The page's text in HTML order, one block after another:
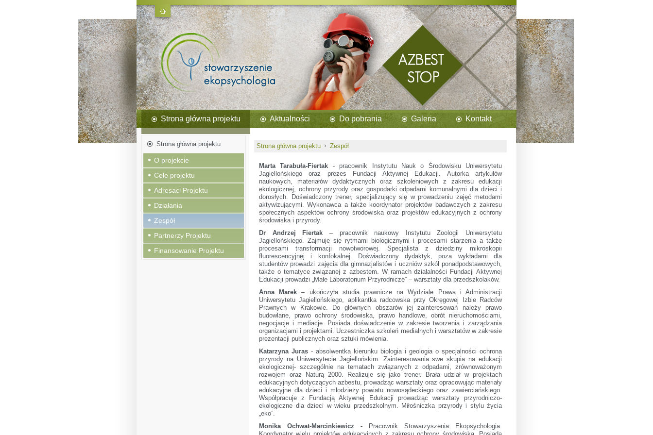
Strona główna projektu Aktualności Do pobrania Galeria Kontakt
Strona główna projektu
O projekcie
Cele projektu
Adresaci Projektu
Działania
Zespół
Partnerzy Projektu
Finansowanie Projektu
Strona główna projektu Zespół
Marta Tarabuła-Fiertak - pracownik Instytutu Nauk o Środowisku Uniwersytetu
Jagiellońskiego oraz prezes Fundacji Aktywnej Edukacji. Autorka artykułów
naukowych, materiałów dydaktycznych oraz szkoleniowych z zakresu edukacji
ekologicznej, ochrony przyrody oraz gospodarki odpadami komunalnymi dla dzieci i
dorosłych. Doświadczony trener, specjalizujący się w prowadzeniu zajęć metodami
aktywizującymi. Wykonawca a także koordynator projektów badawczych z zakresu
społecznych aspektów ochrony środowiska oraz projektów edukacyjnych z ochrony
środowiska i przyrody.
Dr Andrzej Fiertak – pracownik naukowy Instytutu Zoologii Uniwersytetu
Jagiellońskiego. Zajmuje się rytmami biologicznymi i procesami starzenia a także
procesami transformacji nowotworowej. Specjalista z dziedziny mikroskopii
fluorescencyjnej i konfokalnej. Doświadczony dydaktyk, poza wykładami dla
studentów prowadzi zajęcia dla gimnazjalistów i uczniów szkół ponadpodstawowych,
także o tematyce związanej z azbestem. W ramach działalności Fundacji Aktywnej
Edukacji prowadzi „Małe Laboratorium Przyrodnicze” – warsztaty dla przedszkolaków.
Anna Marek – ukończyła studia prawnicze na Wydziale Prawa i Administracji
Uniwersytetu Jagiellońskiego, aplikantka radcowska przy Okręgowej Izbie Radców
Prawnych w Krakowie. Do głównych obszarów jej zainteresowań należy prawo
budowlane, prawo ochrony środowiska, prawo handlowe, obrót nieruchomościami,
negocjacje i mediacje. Posiada doświadczenie w zakresie tworzenia i zarządzania
organizacjami i projektami. Uczestniczka szkoleń medialnych i warsztatów w zakresie
prezentacji publicznych oraz sztuki mówienia.
Katarzyna Juras - absolwentka kierunku biologia i geologia o specjalności ochrona
przyrody na Uniwersytecie Jagiellońskim. Zainteresowania swe skupia na edukacji
ekologicznej- szczególnie na tematach związanych z odpadami, zrównoważonym
rozwojem oraz Naturą 2000. Realizuje się jako trener. Brała udział w projektach
edukacyjnych dotyczących azbestu, prowadząc warsztaty oraz opracowując materiały
edukacyjne dla dzieci i młodzieży powiatu nowosądeckiego oraz zawierciańskiego.
Współpracuje z Fundacją Aktywnej Edukacji prowadząc warsztaty przyrodniczo-
ekologiczne dla dzieci w wieku przedszkolnym. Miłośniczka przyrody i stylu życia
„eko”.
Monika Ochwat-Marcinkiewicz - Pracownik Stowarzyszenia Ekopsychologia.